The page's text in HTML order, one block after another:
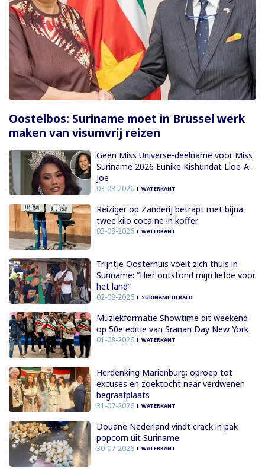
Oostelbos: Suriname moet in Brussel werk
maken van visumvrij reizen
Geen Miss Universe-deelname voor Miss
Suriname 2026 Eunike Kishundat Lioe-A-
Joe
03-08-2026 WATERKANT
Reiziger op Zanderij betrapt met bijna
twee kilo cocaïne in koffer
03-08-2026 WATERKANT
Trijntje Oosterhuis voelt zich thuis in
Suriname: “Hier ontstond mijn liefde voor
het land”
02-08-2026 SURINAME HERALD
Muziekformatie Showtime dit weekend
op 50e editie van Sranan Day New York
01-08-2026 WATERKANT
Herdenking Mariënburg: oproep tot
excuses en zoektocht naar verdwenen
begraafplaats
31-07-2026 WATERKANT
Douane Nederland vindt crack in pak
popcorn uit Suriname
30-07-2026 WATERKANT